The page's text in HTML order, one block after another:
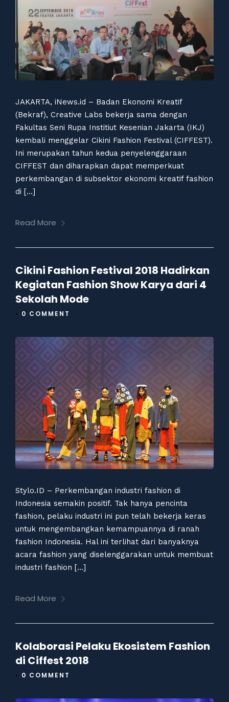
JAKARTA, iNews.id – Badan Ekonomi Kreatif
(Bekraf), Creative Labs bekerja sama dengan
Fakultas Seni Rupa Institiut Kesenian Jakarta (IKJ)
kembali menggelar Cikini Fashion Festival (CIFFEST).
Ini merupakan tahun kedua penyelenggaraan
CIFFEST dan diharapkan dapat memperkuat
perkembangan di subsektor ekonomi kreatif fashion
di […]
Read More
Cikini Fashion Festival 2018 Hadirkan
Kegiatan Fashion Show Karya dari 4
Sekolah Mode
• 0 COMMENT
Stylo.ID – Perkembangan industri fashion di
Indonesia semakin positif. Tak hanya pencinta
fashion, pelaku industri ini pun telah bekerja keras
untuk mengembangkan kemampuannya di ranah
fashion Indonesia. Hal ini terlihat dari banyaknya
acara fashion yang diselenggarakan untuk membuat
industri fashion […]
Read More
Kolaborasi Pelaku Ekosistem Fashion
di Ciffest 2018
• 0 COMMENT